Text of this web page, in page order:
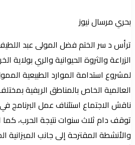
بحري مرسال نيوز
ترأس د سر الختم فضل المولى عبد
الزراعة والثروة الحيوانية والري بولاية
لمشروع استدامة الموارد الطبيعية
العالمية الخاص بالمناطق الريفية
ناقش الاجتماع استئناف عمل البرنامج
توقف دام ثلاث سنوات نتيجة الحرب،
والأنشطة المقترحة إلى جانب الميزانية